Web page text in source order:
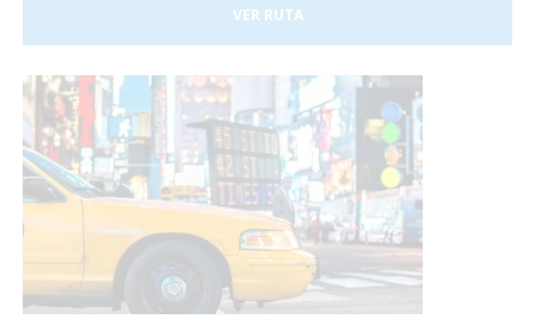
Desde allí, podrás visitar Essaouira, la "Perla del Atlántico",
y si tienes suerte hasta podrás participar en alguna de las
nosotros nos encargamos de todo, tú solo de disfrutar!
VER RUTA